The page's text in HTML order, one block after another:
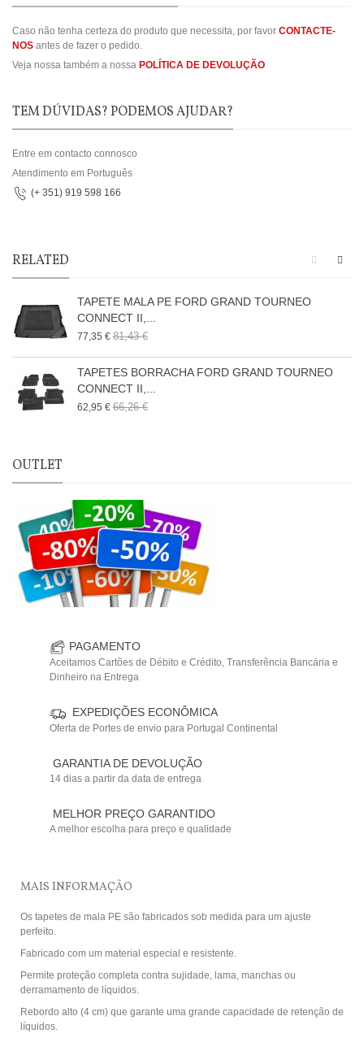
Caso não tenha certeza do produto que necessita, por favor CONTACTE-
NOS antes de fazer o pedido.
Veja nossa também a nossa POLÍTICA DE DEVOLUÇÃO
TEM DÚVIDAS? PODEMOS AJUDAR?
Entre em contacto connosco
Atendimento em Português
(+ 351) 919 598 166
RELATED
TAPETE MALA PE FORD GRAND TOURNEO
CONNECT II,...
77,35 € 81,43 €
TAPETES BORRACHA FORD GRAND TOURNEO
CONNECT II,...
62,95 € 66,26 €
OUTLET
PAGAMENTO
Aceitamos Cartões de Débito e Crédito, Transferência Bancária e
Dinheiro na Entrega
EXPEDIÇÕES ECONÔMICA
Oferta de Portes de envio para Portugal Continental
GARANTIA DE DEVOLUÇÃO
14 dias a partir da data de entrega
MELHOR PREÇO GARANTIDO
A melhor escolha para preço e qualidade
MAIS INFORMAÇÃO
Os tapetes de mala PE são fabricados sob medida para um ajuste
perfeito.
Fabricado com um material especial e resistente.
Permite proteção completa contra sujidade, lama, manchas ou
derramamento de líquidos.
Rebordo alto (4 cm) que garante uma grande capacidade de retenção de
líquidos.